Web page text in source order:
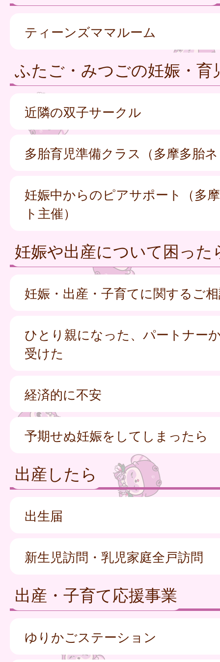
ティーンズママルーム
ふたご・みつごの妊娠・育
近隣の双子サークル
多胎育児準備クラス（多摩多胎
妊娠中からのピアサポート（多
ト主催）
妊娠や出産について困った
妊娠・出産・子育てに関するご
ひとり親になった、パートナー
受けた
経済的に不安
予期せぬ妊娠をしてしまったら
出産したら
出生届
新生児訪問・乳児家庭全戸訪問
出産・子育て応援事業
ゆりかごステーション